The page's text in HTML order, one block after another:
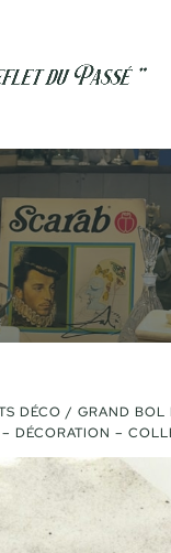
DÉCO / GRAND BOL
DÉCORATION –